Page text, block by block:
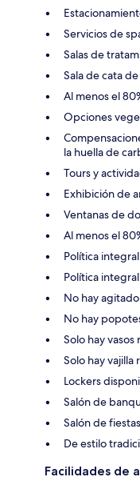
Servicios de
Salas de
Sala de cata
Al menos el
Opciones
la huella de
Tours y
Exhibición de
Ventanas de
Al menos el
Política
Política
No hay
No hay
Solo hay vasos
Solo hay vajilla
Lockers
Salón de
Salón de fiestas
De estilo
Facilidades de